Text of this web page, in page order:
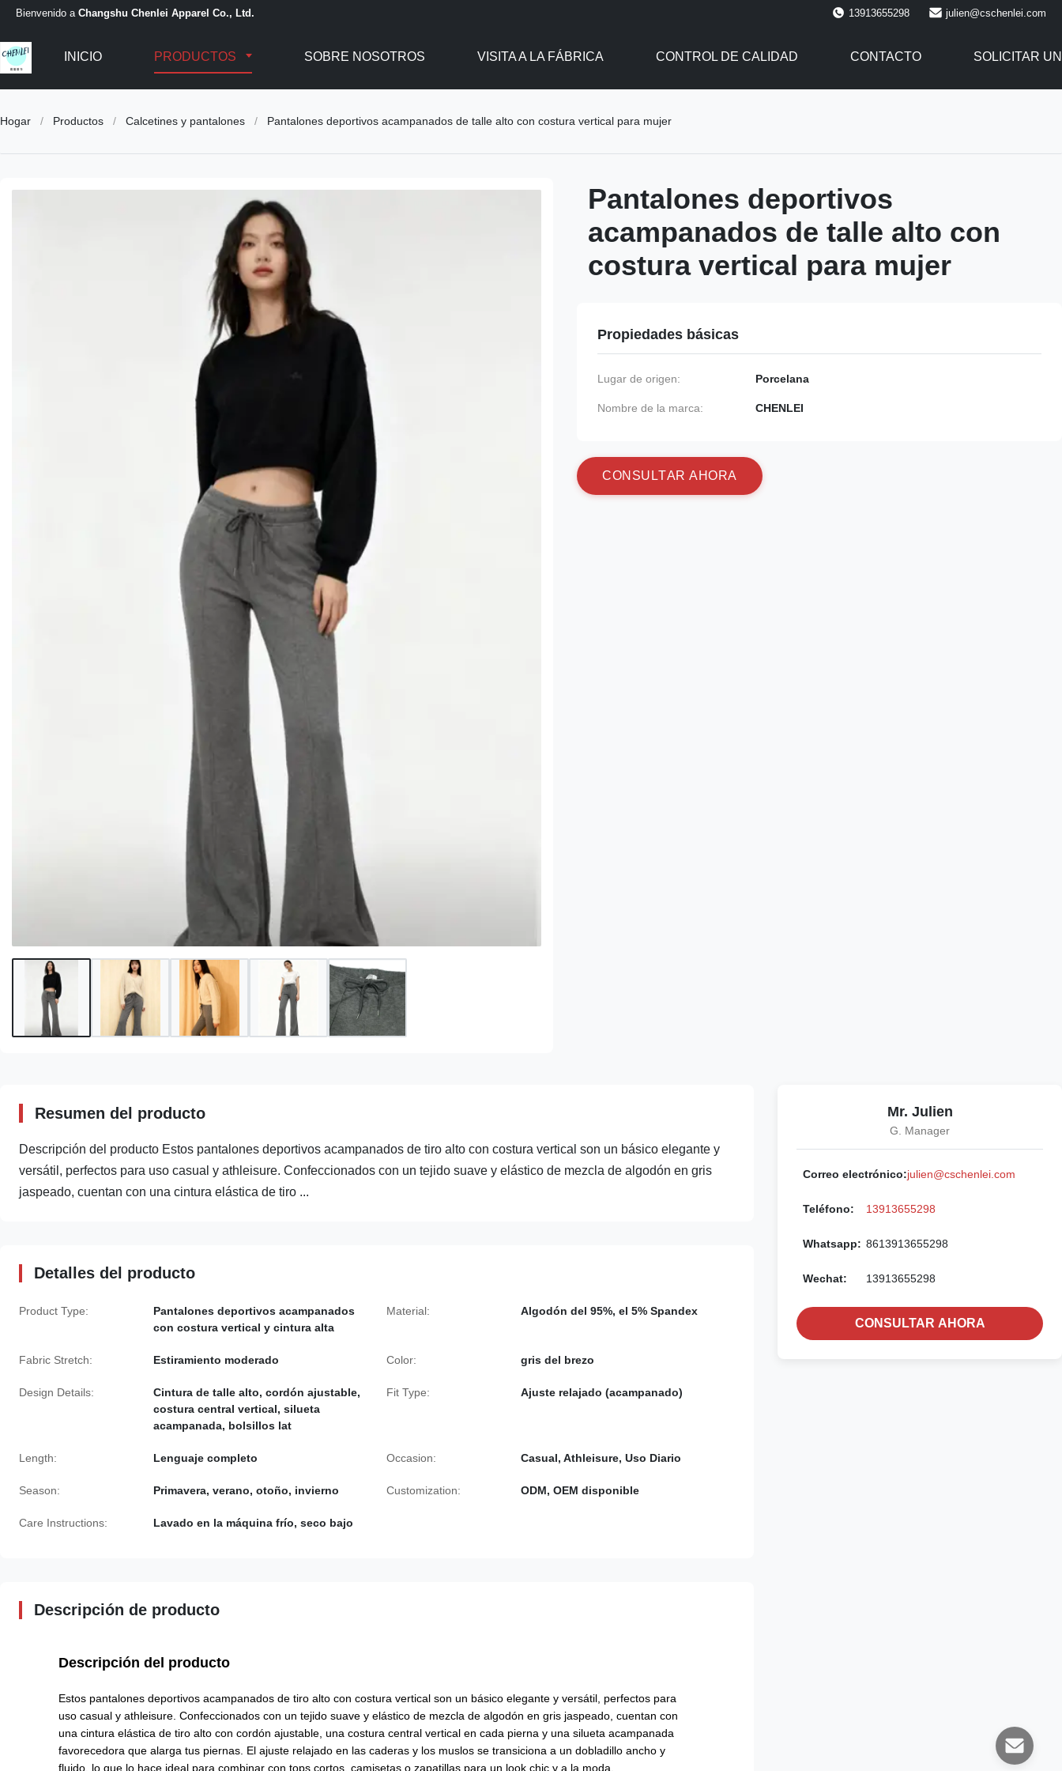
Bienvenido a Changshu Chenlei Apparel Co., Ltd. 13913655298 julien@cschenlei.com
INICIO PRODUCTOS SOBRE NOSOTROS VISITA A LA FÁBRICA CONTROL DE CALIDAD CONTACTO SOLICITAR
Hogar / Productos / Calcetines y pantalones / Pantalones deportivos acampanados de talle alto con costura vertical para mujer
Pantalones deportivos
acampanados de talle alto con
costura vertical para mujer
Propiedades básicas
Lugar de origen: Porcelana
Nombre de la marca: CHENLEI
CON SU LTAR A HORA
Resumen del producto
Descripción del producto Estos pantalones deportivos acampanados de tiro alto con costura vertical son un básico elegante y
versátil, perfectos para uso casual y athleisure. Confeccionados con un tejido suave y elástico de mezcla de algodón en gris
jaspeado, cuentan con una cintura elástica de tiro ...
Detalles del producto
Product Type:
Pantalones deportivos acampanados
con costura vertical y cintura alta
Material: Algodón del 95%, el 5% Spandex
Fabric Stretch: Estiramiento moderado Color: gris del brezo
Design Details:
Cintura de talle alto, cordón ajustable,
costura central vertical, silueta
acampanada, bolsillos lat
Fit Type: Ajuste relajado (acampanado)
Length: Lenguaje completo Occasion: Casual, Athleisure, Uso Diario
Season: Primavera, verano, otoño, invierno Customization: ODM, OEM disponible
Care Instructions: Lavado en la máquina frío, seco bajo
Descripción de producto
Descripción del producto
Estos pantalones deportivos acampanados de tiro alto con costura vertical son un básico elegante y versátil, perfectos para
uso casual y athleisure. Confeccionados con un tejido suave y elástico de mezcla de algodón en gris jaspeado, cuentan con
una cintura elástica de tiro alto con cordón ajustable, una costura central vertical en cada pierna y una silueta acampanada
favorecedora que alarga tus piernas. El ajuste relajado en las caderas y los muslos se transiciona a un dobladillo ancho y
fluido, lo que lo hace ideal para combinar con tops cortos, camisetas o zapatillas para un look chic y a la moda.
Mr. Julien
G. Manager
Correo electrónico:julien@cschenlei.com
Teléfono: 13913655298
Whatsapp: 8613913655298
Wechat: 13913655298
CONSULTAR AHORA